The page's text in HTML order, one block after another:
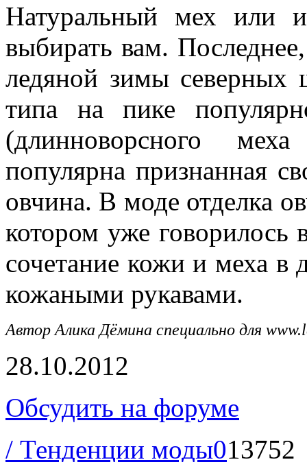
Натуральный мех или
выбирать вам.
ледяной зимы северных
типа на пике
(длинноворсного
популярна признанная
овчина. В моде отделка
котором уже
сочетание кожи и меха в
кожаными рукавами.
Автор Алика Дёмина специально для
28.10.2012
Обсудить на форуме
/ Тенденции моды013752